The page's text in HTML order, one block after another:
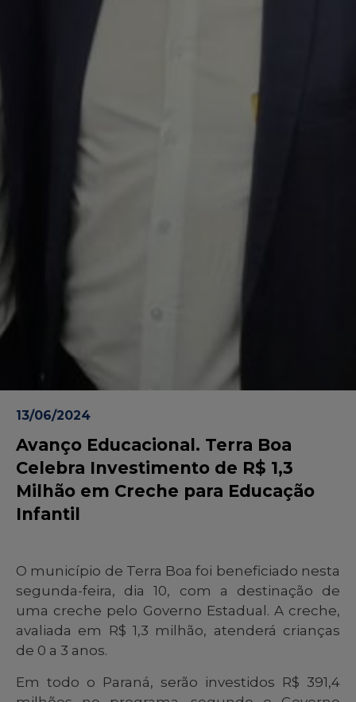
13/06/2024
Avanço Educacional. Terra Boa
Celebra Investimento de R$ 1,3
Milhão em Creche para Educação
Infantil
O município de Terra Boa foi beneficiado nesta
segunda-feira, dia 10, com a destinação de
uma creche pelo Governo Estadual. A creche,
avaliada em R$ 1,3 milhão, atenderá crianças
de 0 a 3 anos.
Em todo o Paraná, serão investidos R$ 391,4